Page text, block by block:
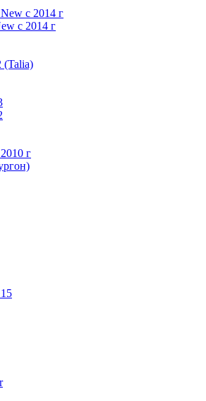
с 2014 г
с 2014 г
(Talia)
г